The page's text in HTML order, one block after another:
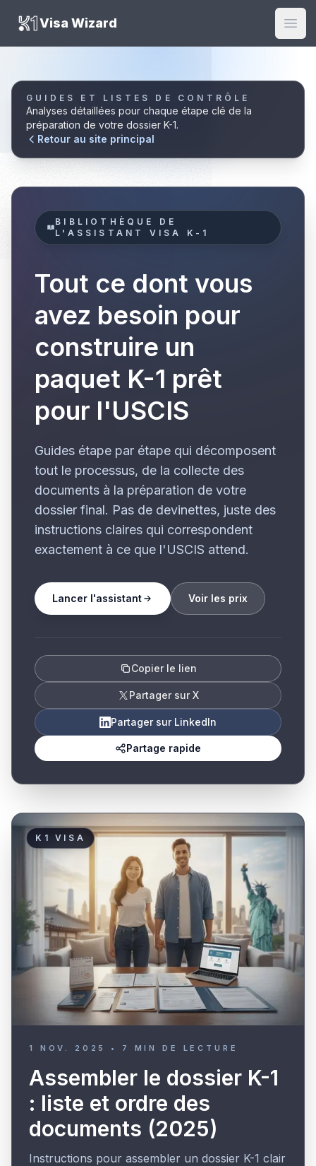
K1 Visa Wizard
Visa Wizard
GUIDES ET LISTES DE CONTRÔLE
Analyses détaillées pour chaque étape clé de la
préparation de votre dossier K-1.
Retour au site principal
BIBLIOTHÈQUE DE
L'ASSISTANT VISA K-1
Tout ce dont vous
avez besoin pour
construire un
paquet K-1 prêt
pour l'USCIS
Guides étape par étape qui décomposent
tout le processus, de la collecte des
documents à la préparation de votre
dossier final. Pas de devinettes, juste des
instructions claires qui correspondent
exactement à ce que l'USCIS attend.
Lancer l'assistant Voir les prix
Copier le lien
Partager sur X
Partager sur LinkedIn
Partage rapide
K1 VISA
1 NOV. 2025 • 7 MIN DE LECTURE
Assembler le dossier K-1
: liste et ordre des
documents (2025)
Instructions pour assembler un dossier K-1 clair